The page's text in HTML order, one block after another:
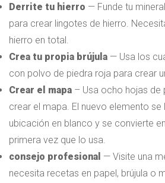
Derrite tu hierro — Funde tu
para crear lingotes de hierro.
hierro en total.
Crea tu propia brújula — Usa los
con polvo de piedra roja para crear
Crear el mapa – Usa ocho hojas de
crear el mapa. El nuevo elemento se
ubicación en blanco y se convierte
primera vez que lo usa.
consejo profesional — Visite una
necesita recetas en papel, brújula o